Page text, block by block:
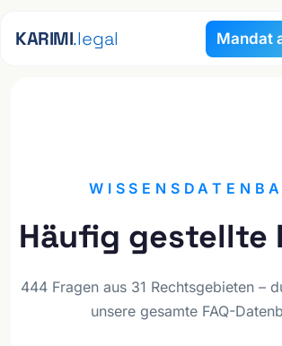
KARIMI.legal Mandat
Häufig gestellte
444 Fragen aus 31 Rechtsgebieten –
unsere gesamte FAQ-